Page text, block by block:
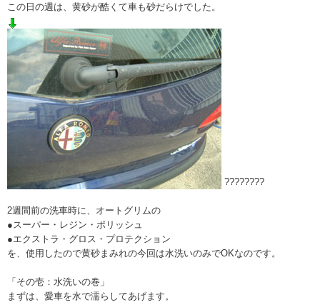
この日の週は、黄砂が酷くて車も砂だらけでした。
????????
2週間前の洗車時に、オートグリムの
●スーパー・レジン・ポリッシュ
●エクストラ・グロス・プロテクション
を、使用したので黄砂まみれの今回は水洗いのみでOKなのです。
「その壱：水洗いの巻」
まずは、愛車を水で濡らしてあげます。